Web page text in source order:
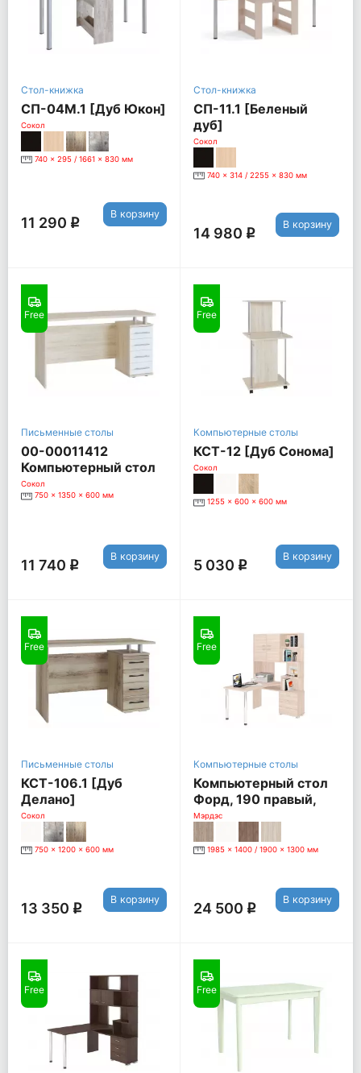
Стол-книжка
СП-04М.1 [Дуб Юкон]
Сокол
740 x 295 / 1661 x 830 мм
11 290 q
В корзину
Стол-книжка
СП-11.1 [Беленый
дуб]
Сокол
740 x 314 / 2255 x 830 мм
14 980 q
В корзину
Free
Письменные столы
00-00011412
Компьютерный стол
КСТ-105, дуб сонома /
белый
Сокол
750 x 1350 x 600 мм
11 740 q
В корзину
Free
Компьютерные столы
КСТ-12 [Дуб Сонома]
Сокол
1255 x 600 x 600 мм
5 030 q
В корзину
Free
Письменные столы
КСТ-106.1 [Дуб
Делано]
Сокол
750 x 1200 x 600 мм
13 350 q
В корзину
Free
Компьютерные столы
Компьютерный стол
Форд, 190 правый,
карамель
Мэрдэс
1985 x 1400 / 1900 x 1300 мм
24 500 q
В корзину
Free Free